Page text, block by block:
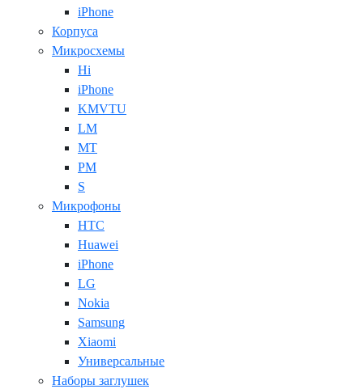
iPhone
Корпуса
Микросхемы
Hi
iPhone
KMVTU
LM
MT
PM
S
Микрофоны
HTC
Huawei
iPhone
LG
Nokia
Samsung
Xiaomi
Универсальные
Наборы заглушек